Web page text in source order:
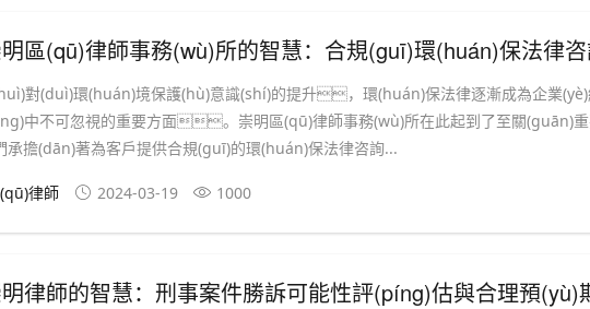
區(qū)律師事務(wù)所的智慧：合規(guī)環(huán)保法律咨詢與業(yè)務(wù)環(huán)保要求的
對(duì)環(huán)境保護(hù)意識(shí)的提升，環(huán)保法律逐漸成為企業
中不可忽視的重要方面。崇明區(qū)律師事務(wù)所在此起到了至關(guān)
擔(dān)著為客戶提供合規(guī)的環(huán)保法律咨詢...
律師 2024-03-19 1000
律師的智慧：刑事案件勝訴可能性評(píng)估與合理預(yù)期提